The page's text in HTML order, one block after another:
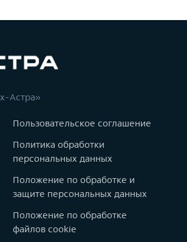
Астра»
Пользовательское соглашение
Политика обработки
персональных данных
Положение по обработке и
защите персональных данных
Положение по обработке
файлов cookie